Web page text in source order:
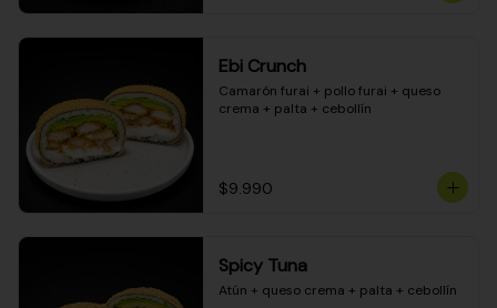
Ebi Crunch
Camarón furai + pollo furai + queso
crema + palta + cebollín
$9.990
Spicy Tuna
Atún + queso crema + palta + cebollín